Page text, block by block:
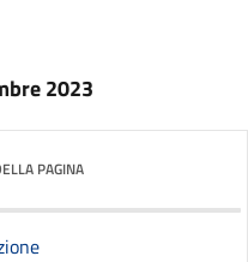
2023
PAGINA